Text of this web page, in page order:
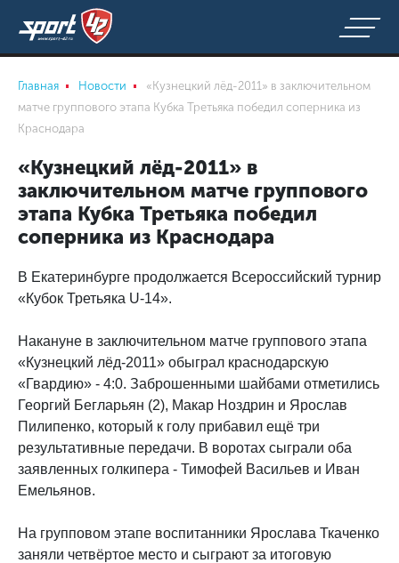
Главная Новости
«Кузнецкий лёд-2011» в заключительном
матче группового этапа Кубка Третьяка победил соперника из
Краснодара
«Кузнецкий лёд-2011» в
заключительном матче группового
этапа Кубка Третьяка победил
соперника из Краснодара
В Екатеринбурге продолжается Всероссийский турнир
«Кубок Третьяка U-14».
Накануне в заключительном матче группового этапа
«Кузнецкий лёд-2011» обыграл краснодарскую
«Гвардию» - 4:0. Заброшенными шайбами отметились
Георгий Бегларьян (2), Макар Ноздрин и Ярослав
Пилипенко, который к голу прибавил ещё три
результативные передачи. В воротах сыграли оба
заявленных голкипера - Тимофей Васильев и Иван
Емельянов.
На групповом этапе воспитанники Ярослава Ткаченко
заняли четвёртое место и сыграют за итоговую